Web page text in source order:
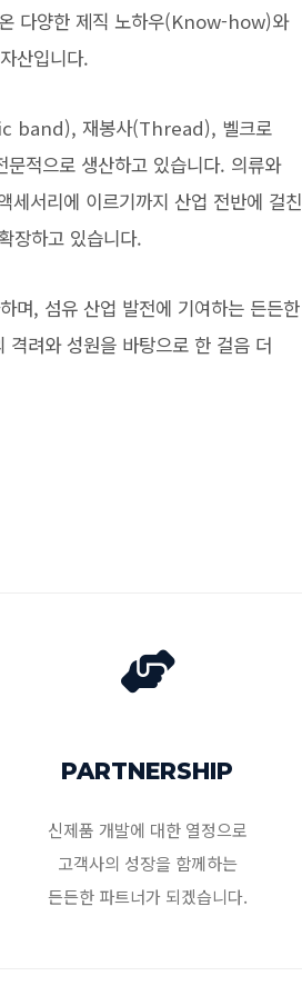
다양한 제직 노하우(Know-how)와
산입니다.
band), 재봉사(Thread), 벨크로
적으로 생산하고 있습니다. 의류와
서리에 이르기까지 산업 전반에 걸친
장하고 있습니다.
며, 섬유 산업 발전에 기여하는 든든한
려와 성원을 바탕으로 한 걸음 더
PARTNERSHIP
신제품 개발에 대한 열정으로
고객사의 성장을 함께하는
든든한 파트너가 되겠습니다.